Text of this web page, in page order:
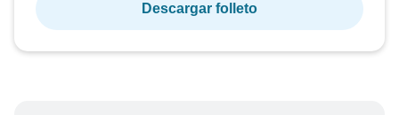
Descargar folleto